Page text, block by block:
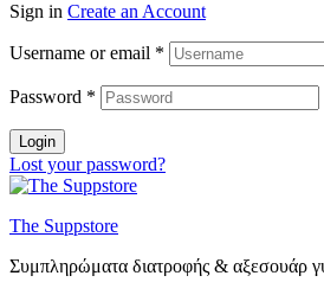
Sign in Create an Account
Username or email *
Password *
Login
Lost your password?
The Suppstore
Συμπληρώματα διατροφής & αξεσουάρ